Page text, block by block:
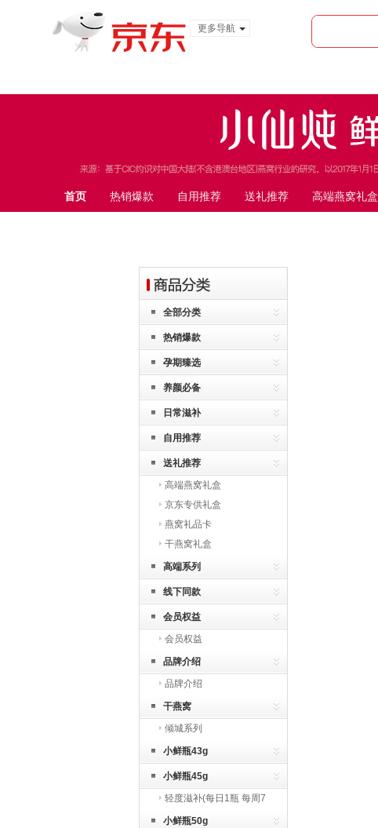
更多导航
首页 热销爆款 自用推荐 送礼推荐 高端燕窝礼盒
全部分类
热销爆款
孕期臻选
养颜必备
日常滋补
自用推荐
送礼推荐
高端燕窝礼盒
京东专供礼盒
燕窝礼品卡
干燕窝礼盒
高端系列
线下同款
会员权益
会员权益
品牌介绍
品牌介绍
干燕窝
倾城系列
小鲜瓶43g
小鲜瓶45g
轻度滋补(每日1瓶 每周7
瓶)
小鲜瓶50g